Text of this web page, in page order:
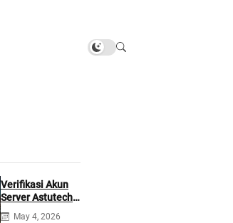
Verifikasi Akun
Server Astutech
Free Fire Gratis
May 4, 2026